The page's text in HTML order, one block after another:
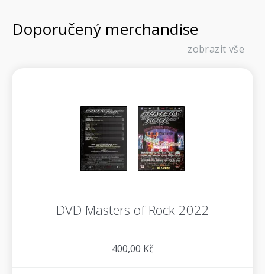
Doporučený merchandise
zobrazit vše
DVD Masters of Rock 2022
400,00 Kč